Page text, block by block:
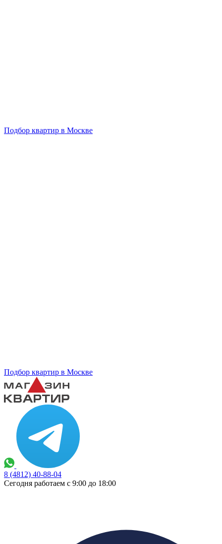
Подбор квартир в Москве
Подбор квартир в Москве
8 (4812) 40-88-04
Сегодня работаем с 9:00 до 18:00